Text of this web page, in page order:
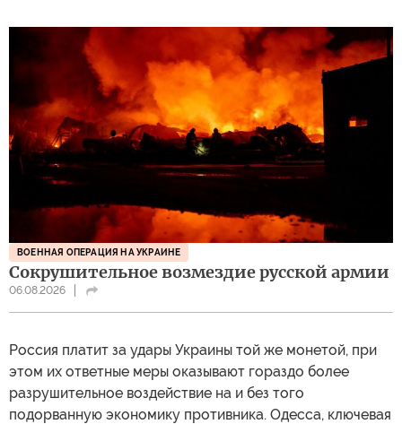
ВОЕННАЯ ОПЕРАЦИЯ НА УКРАИНЕ
Сокрушительное возмездие русской армии
06.08.2026
Россия платит за удары Украины той же монетой, при
этом их ответные меры оказывают гораздо более
разрушительное воздействие на и без того
подорванную экономику противника. Одесса, ключевая